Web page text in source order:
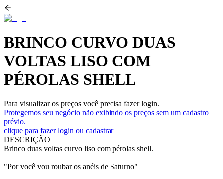
BRINCO CURVO DUAS
VOLTAS LISO COM
PÉROLAS SHELL
Para visualizar os preços você precisa fazer login.
Protegemos seu negócio não exibindo os preços sem um cadastro
prévio.
clique para fazer login ou cadastrar
DESCRIÇÃO
Brinco duas voltas curvo liso com pérolas shell.
"Por você vou roubar os anéis de Saturno"